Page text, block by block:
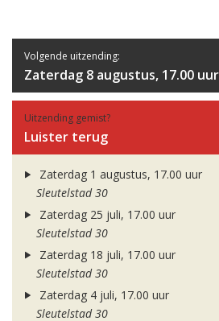
Volgende uitzending:
Zaterdag 8 augustus, 17.00 uur
Uitzending gemist?
Luister terug
Zaterdag 1 augustus, 17.00 uur
Sleutelstad 30
Zaterdag 25 juli, 17.00 uur
Sleutelstad 30
Zaterdag 18 juli, 17.00 uur
Sleutelstad 30
Zaterdag 4 juli, 17.00 uur
Sleutelstad 30